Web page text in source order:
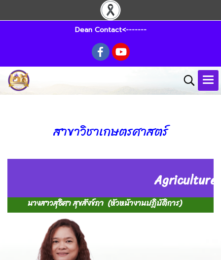
Dean Contact<-------
สาขาวิชาเกษตรศาสตร์
Agriculture
นางสาวสุธิศา สุขสังข์ภา (หัวหน้างานปฏิบัติการ)